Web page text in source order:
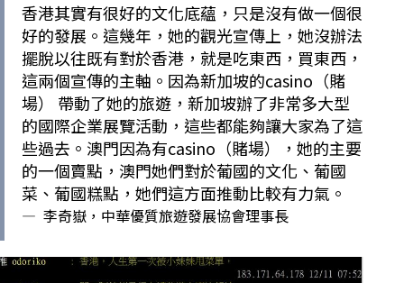
香港其實有很好的文化底蘊，只是沒有做一個很
好的發展。這幾年，她的觀光宣傳上，她沒辦法
擺脫以往既有對於香港，就是吃東西，買東西，
這兩個宣傳的主軸。因為新加坡的casino（賭
場） 帶動了她的旅遊，新加坡辦了非常多大型
的國際企業展覽活動，這些都能夠讓大家為了這
些過去。澳門因為有casino（賭場），她的主要
的一個賣點，澳門她們對於葡國的文化、葡國
菜、葡國糕點，她們這方面推動比較有力氣。
— 李奇嶽，中華優質旅遊發展協會理事長